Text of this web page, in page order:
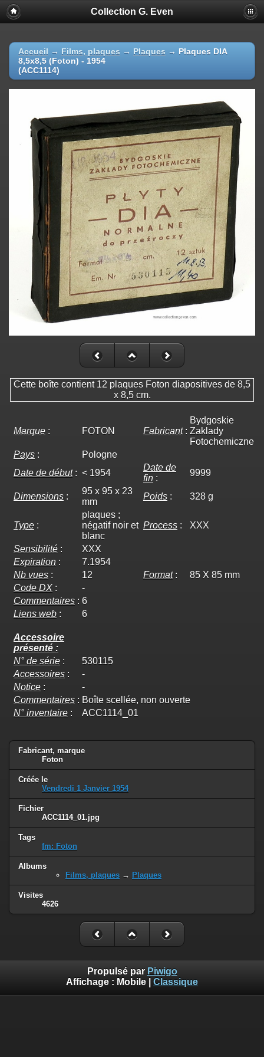
Collection G. Even
Accueil → Films, plaques → Plaques → Plaques DIA
8,5x8,5 (Foton) - 1954
(ACC1114)
Cette boîte contient 12 plaques Foton diapositives de 8,5
x 8,5 cm.
Marque : FOTON Fabricant:
Bydgoskie
Zaklady
Fotochemiczne
Pays :
Pologne
Date de début: < 1954
Date de
fin :
9999
Dimensions :
95 x 95 x 23
mm
Poids : 328 g
Type :
plaques ;
négatif noir et
blanc
Process : XXX
Sensibilité :
XXX
Expiration :
7.1954
Nb vues : 12 Format:
85 X 85 mm
Code DX :
-
Commentaires : 6
Liens web : 6
Accessoire
présenté :
N° de série :
530115
Accessoires :
-
Notice :
-
Commentaires : Boîte scellée, non ouverte
N° inventaire : ACC1114_01
Fabricant, marque
Foton
Créée le
Vendredi 1 Janvier 1954
Fichier
ACC1114_01.jpg
Tags
fm: Foton
Albums
Films, plaques → Plaques
Visites
4626
Propulsé par Piwigo
Affichage : Mobile Classique